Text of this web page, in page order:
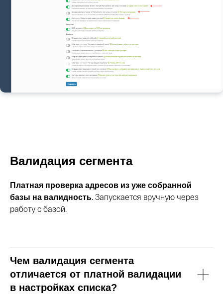
Валидация сегмента
Платная проверка адресов из уже собранной
базы на валидность. Запускается вручную через
работу с базой.
Чем валидация сегмента
отличается от платной валидации
в настройках списка?